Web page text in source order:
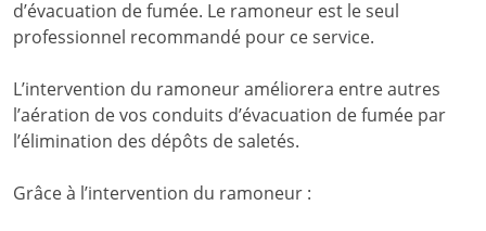
d’évacuation de fumée. Le ramoneur est le seul
professionnel recommandé pour ce service.
L’intervention du ramoneur améliorera entre autres
l’aération de vos conduits d’évacuation de fumée par
l’élimination des dépôts de saletés.
Grâce à l’intervention du ramoneur :